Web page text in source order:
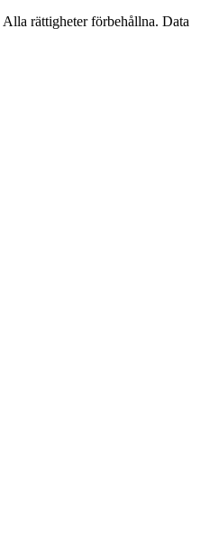
Alla rättigheter förbehållna. Data